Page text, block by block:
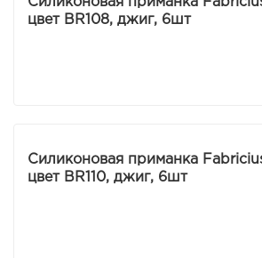
цвет BR108, джиг, 6шт
Силиконовая приманка
цвет BR110, джиг, 6шт